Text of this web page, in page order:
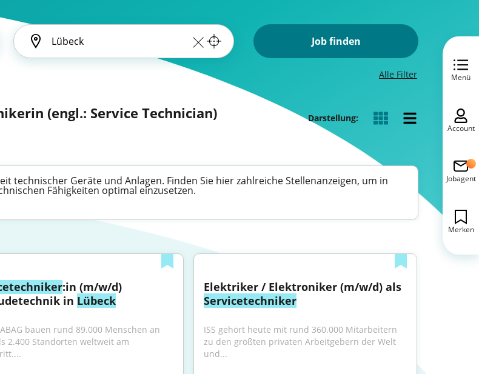
Job finden
Alle Filter
(engl.: Service Technician) Darstellung:
technischer Geräte und Anlagen. Finden Sie hier zahlreiche Stellenanzeigen, um in
Fähigkeiten optimal einzusetzen.
:in (m/w/d)
in Lübeck
bauen rund 89.000 Menschen an
2.400 Standorten weltweit am
Elektriker / Elektroniker (m/w/d) als
Servicetechniker
ISS gehört heute mit rund 360.000 Mitarbeitern
zu den größten privaten Arbeitgebern der Welt
und...
Menü
Account
Jobagent
Merken